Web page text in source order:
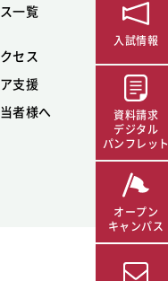
一覧
セス
支援
者様へ
入試情報
資料請求
デジタル
パンフレット
オープン
キャンパス